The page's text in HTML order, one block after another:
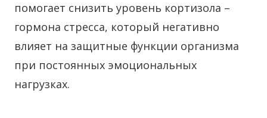
помогает снизить уровень кортизола –
гормона стресса, который негативно
влияет на защитные функции организма
при постоянных эмоциональных
нагрузках.